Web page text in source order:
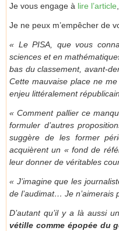
Je vous engage à lire l’article
Je ne peux m’empêcher de
« Le PISA, que vous
sciences et en
bas du classement, avant-
Cette mauvaise place ne me
enjeu littéralement
« Comment pallier ce
formuler d’autres
suggère de les former
acquièrent un « fond de
leur donner de véritables
« J’imagine que les
de l’audimat… Je n’aimerais
D’autant qu’il y a là aussi
vétille comme épopée du